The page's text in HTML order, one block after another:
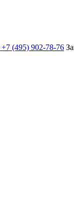
+7 (495) 902-78-76